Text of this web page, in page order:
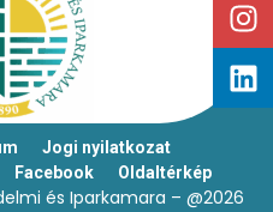
Jogi nyilatkozat
Facebook Oldaltérkép
és Iparkamara – @2026